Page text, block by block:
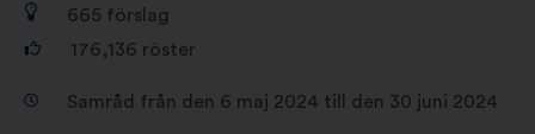
665 förslag
176,136 röster
Samråd från den 6 maj 2024 till den 30 juni 2024